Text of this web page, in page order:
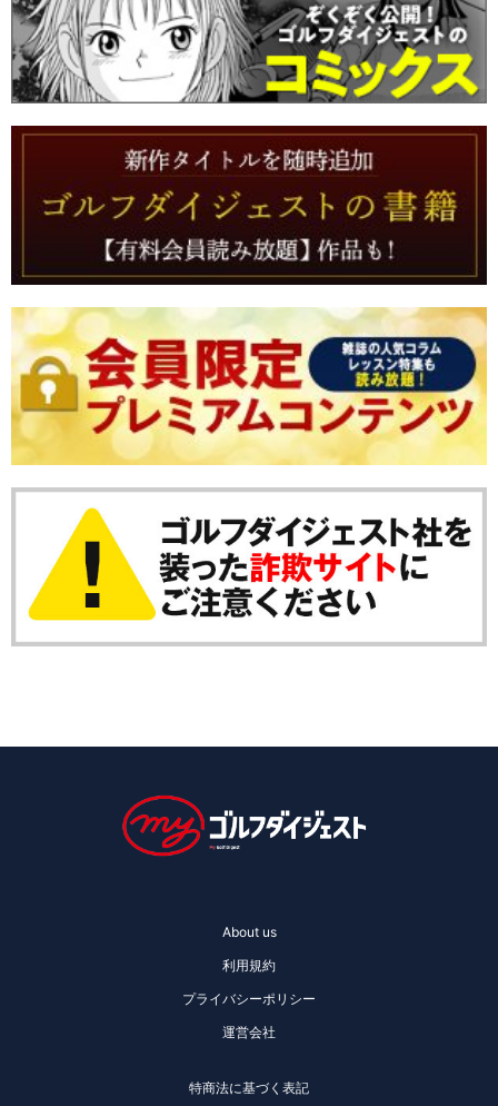
About us
利用規約
プライバシーポリシー
運営会社
特商法に基づく表記